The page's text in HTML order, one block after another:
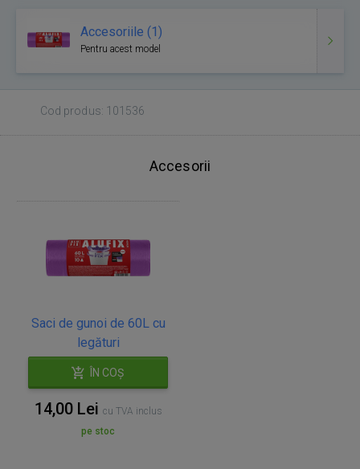
Accesoriile (1)
Pentru acest model
Cod produs: 101536
Accesorii
Saci de gunoi de 60L cu
legături
ÎN COȘ
14,00 Lei cu TVA inclus
pe stoc